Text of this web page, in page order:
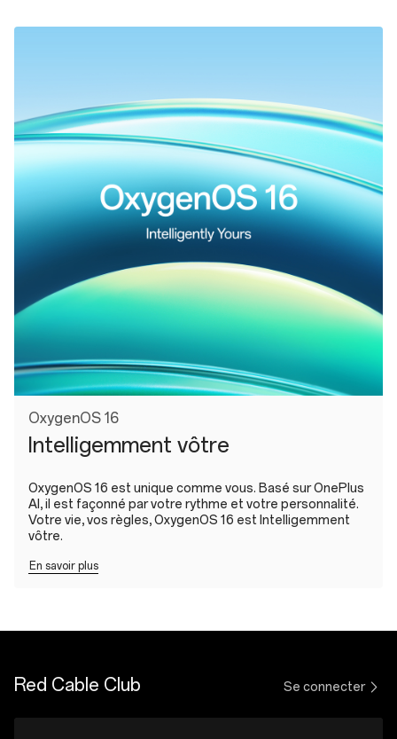
OxygenOS 16
Intelligemment vôtre
OxygenOS 16 est unique comme vous. Basé sur OnePlus
AI, il est façonné par votre rythme et votre personnalité.
Votre vie, vos règles, OxygenOS 16 est Intelligemment
vôtre.
En savoir plus
Red Cable Club Se connecter